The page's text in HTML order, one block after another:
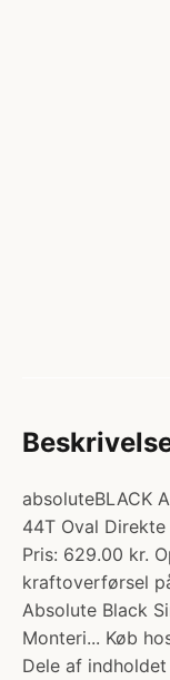
absoluteBLACK
44T Oval
Pris: 629.00 kr.
kraftoverførsel
Absolute Black
Monteri... Køb
Dele af